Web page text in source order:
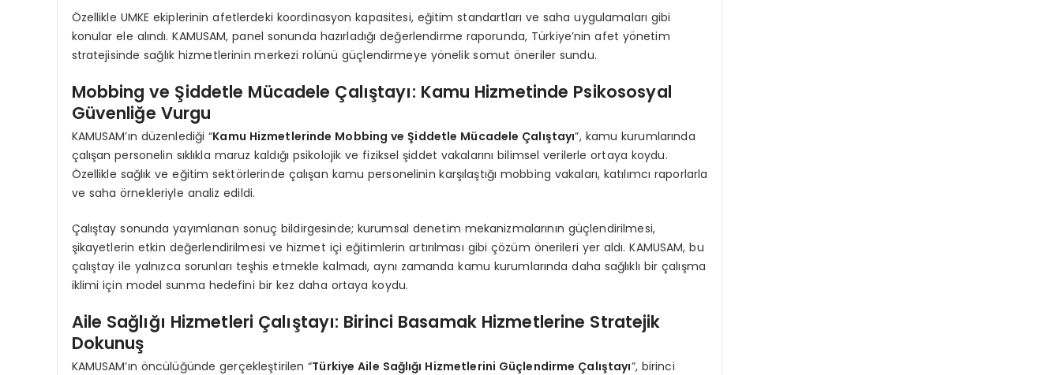
Özellikle UMKE ekiplerinin afetlerdeki koordinasyon kapasitesi, eğitim standartları ve saha uygulamaları gibi
konular ele alındı. KAMUSAM, panel sonunda hazırladığı değerlendirme raporunda, Türkiye’nin afet yönetim
stratejisinde sağlık hizmetlerinin merkezi rolünü güçlendirmeye yönelik somut öneriler sundu.
Mobbing ve Şiddetle Mücadele Çalıştayı: Kamu Hizmetinde Psikososyal
Güvenliğe Vurgu
KAMUSAM’ın düzenlediği “Kamu Hizmetlerinde Mobbing ve Şiddetle Mücadele Çalıştayı”, kamu kurumlarında
çalışan personelin sıklıkla maruz kaldığı psikolojik ve fiziksel şiddet vakalarını bilimsel verilerle ortaya koydu.
Özellikle sağlık ve eğitim sektörlerinde çalışan kamu personelinin karşılaştığı mobbing vakaları, katılımcı raporlarla
ve saha örnekleriyle analiz edildi.
Çalıştay sonunda yayımlanan sonuç bildirgesinde; kurumsal denetim mekanizmalarının güçlendirilmesi,
şikayetlerin etkin değerlendirilmesi ve hizmet içi eğitimlerin artırılması gibi çözüm önerileri yer aldı. KAMUSAM, bu
çalıştay ile yalnızca sorunları teşhis etmekle kalmadı, aynı zamanda kamu kurumlarında daha sağlıklı bir çalışma
iklimi için model sunma hedefini bir kez daha ortaya koydu.
Aile Sağlığı Hizmetleri Çalıştayı: Birinci Basamak Hizmetlerine Stratejik
Dokunuş
KAMUSAM’ın öncülüğünde gerçekleştirilen “Türkiye Aile Sağlığı Hizmetlerini Güçlendirme Çalıştayı”, birinci